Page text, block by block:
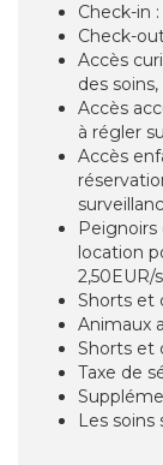
Check-in
Check-
Accès
des
Accès
à régler
Accès
location
Shorts et
Animaux
Shorts et
Taxe de
Les